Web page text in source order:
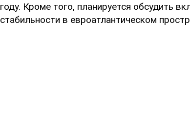
году. Кроме того, планируется обсудить
стабильности в евроатлантическом